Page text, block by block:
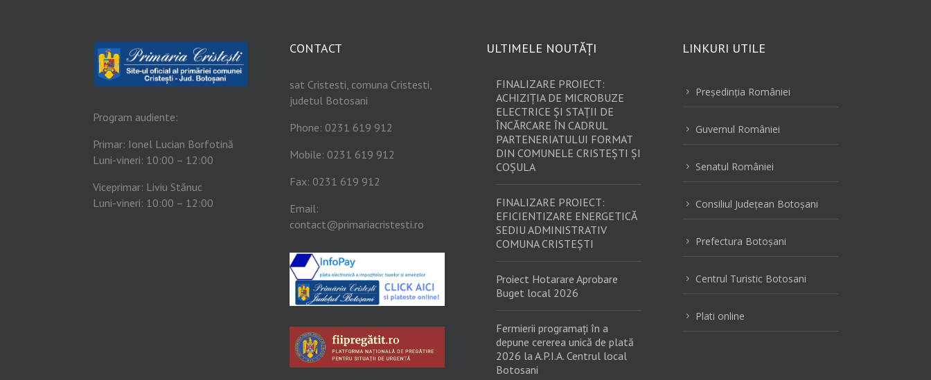
Program audiente:
Primar: Ionel Lucian Borfotină
Luni-vineri: 10:00 – 12:00
Viceprimar: Liviu Stănuc
Luni-vineri: 10:00 – 12:00
CONTACT
sat Cristesti, comuna Cristesti,
judetul Botosani
Phone: 0231 619 912
Mobile: 0231 619 912
Fax: 0231 619 912
Email:
contact@primariacristesti.ro
ULTIMELE NOUTĂȚI
FINALIZARE PROIECT:
ACHIZIȚIA DE MICROBUZE
ELECTRICE ȘI STAȚII DE
ÎNCĂRCARE ÎN CADRUL
PARTENERIATULUI FORMAT
DIN COMUNELE CRISTEȘTI ȘI
COȘULA
FINALIZARE PROIECT:
EFICIENTIZARE ENERGETICĂ
SEDIU ADMINISTRATIV
COMUNA CRISTEȘTI
Proiect Hotarare Aprobare
Buget local 2026
Fermierii programați în a
depune cererea unică de plată
2026 la A.P.I.A. Centrul local
Botosani
LINKURI UTILE
5 Preşedinţia României
5 Guvernul României
5 Senatul României
5 Consiliul Judeţean Botoşani
5 Prefectura Botoşani
5 Centrul Turistic Botosani
5 Plati online